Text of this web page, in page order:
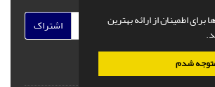
اطمینان از ارائه بهترین
شدم
اشتراک